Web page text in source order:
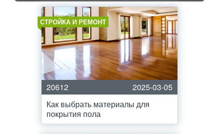
СТРОЙКА И РЕМОНТ
20612
2025-03-05
Как выбрать материалы для
покрытия пола